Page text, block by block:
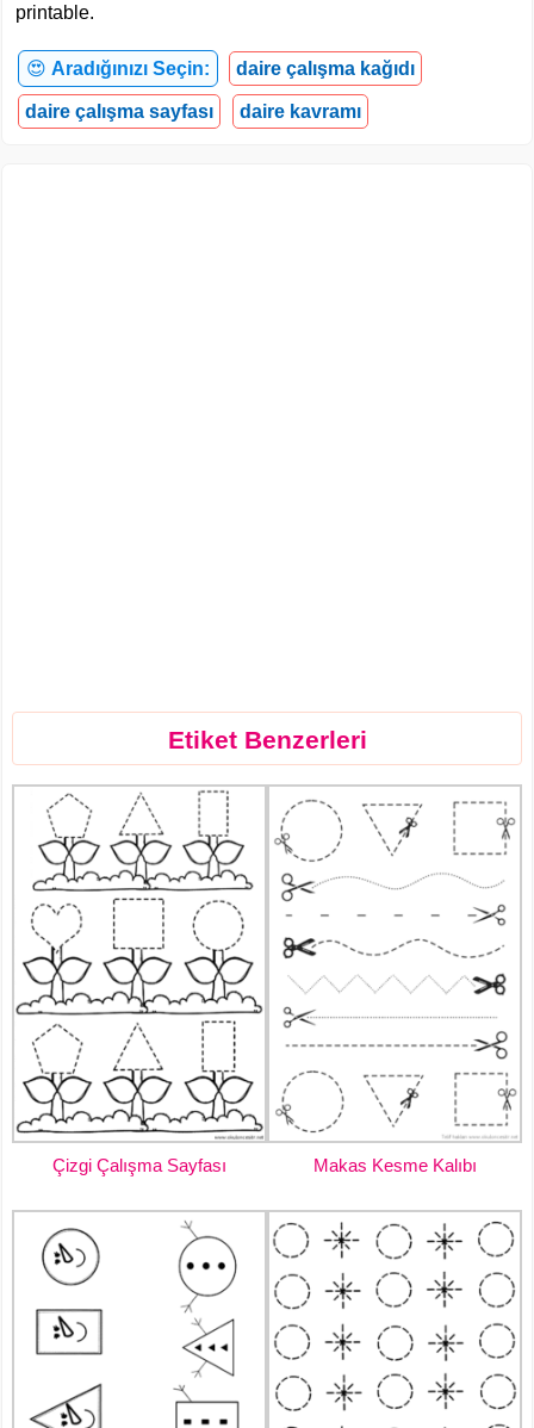
printable.
😍 Aradığınızı Seçin: daire çalışma kağıdı
daire çalışma sayfası daire kavramı
Etiket Benzerleri
Çizgi Çalışma Sayfası Makas Kesme Kalıbı